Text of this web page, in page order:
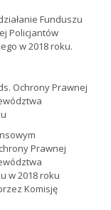
Funduszu
Policjantów
w 2018 roku.
Ochrony Prawnej
Prawnej
w 2018 roku
Komisję